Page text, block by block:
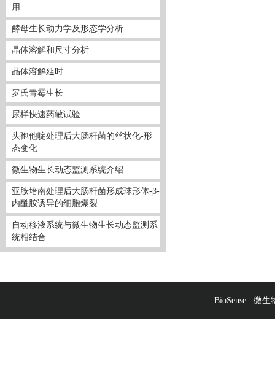
用
酵母生长动力学及形态学分析
晶体溶解和尺寸分析
晶体溶解延时
罗氏青霉生长
尿样快速药敏试验
头孢他啶处理后大肠杆菌的丝状化-形
态变化
微生物生长动态监测系统介绍
亚胺培南处理后大肠杆菌形成球形体-β-
内酰胺诱导的细胞爆裂
自动移液系统与微生物生长动态监测系
统相结合
BioSense 微生